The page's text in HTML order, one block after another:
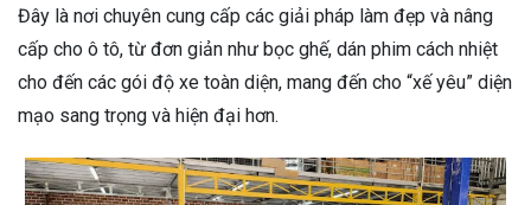
Đây là nơi chuyên cung cấp các giải pháp làm đẹp và nâng
cấp cho ô tô, từ đơn giản như bọc ghế, dán phim cách nhiệt
cho đến các gói độ xe toàn diện, mang đến cho “xế yêu” diện
mạo sang trọng và hiện đại hơn.